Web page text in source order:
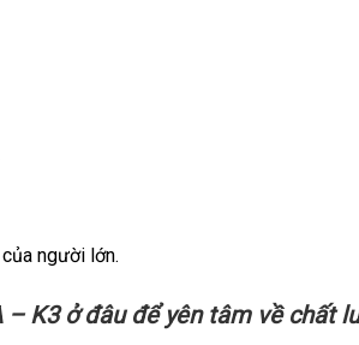
người lớn.
– K3ở đâu để yên tâm về chất